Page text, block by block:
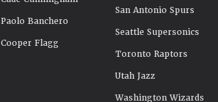
Paolo Banchero
Cooper Flagg
San Antonio Spurs
Seattle Supersonics
Toronto Raptors
Utah Jazz
Washington Wizards